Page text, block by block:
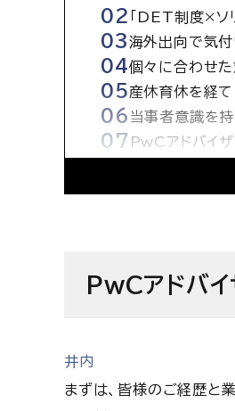
「DET制度×ソ
海外出向で気付
個々に合わせ
産休育休を経て
当事者意識を
PwCアドバイ
PwCアドバ
井内
まずは、皆様のご経歴と